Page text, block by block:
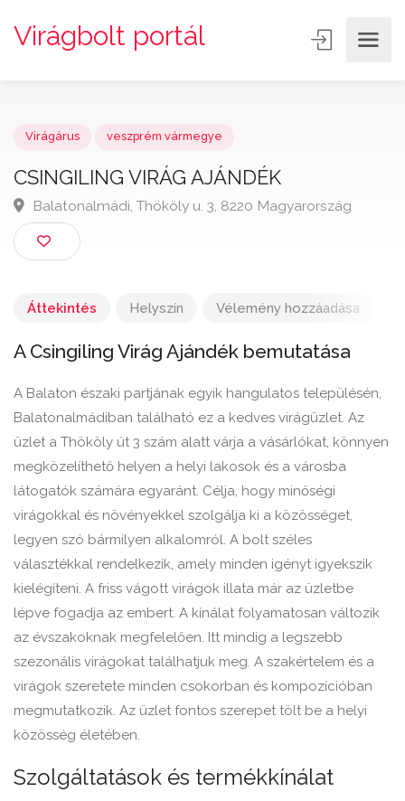
Virágbolt portál
CSINGILING VIRÁG AJÁNDÉK
Balatonalmádi, Thököly u. 3, 8220 Magyarország
Áttekintés Helyszín Vélemény hozzáadása
A Csingiling Virág Ajándék bemutatása
A Balaton északi partjának egyik hangulatos településén,
Balatonalmádiban található ez a kedves virágüzlet. Az
üzlet a Thököly út 3 szám alatt várja a vásárlókat, könnyen
megközelíthető helyen a helyi lakosok és a városba
látogatók számára egyaránt. Célja, hogy minőségi
virágokkal és növényekkel szolgálja ki a közösséget,
legyen szó bármilyen alkalomról. A bolt széles
választékkal rendelkezik, amely minden igényt igyekszik
kielégíteni. A friss vágott virágok illata már az üzletbe
lépve fogadja az embert. A kínálat folyamatosan változik
az évszakoknak megfelelően. Itt mindig a legszebb
szezonális virágokat találhatjuk meg. A szakértelem és a
virágok szeretete minden csokorban és kompozícióban
megmutatkozik. Az üzlet fontos szerepet tölt be a helyi
közösség életében.
Szolgáltatások és termékkínálat